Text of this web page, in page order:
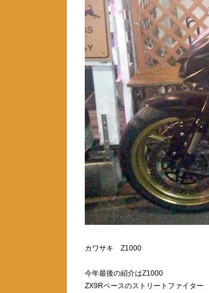
カワサキ Z1000
今年最後の紹介はZ1000
ZX9Rベースのストリートファイター